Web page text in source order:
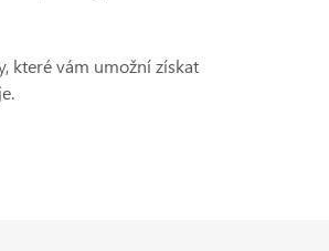
které vám umožní získat